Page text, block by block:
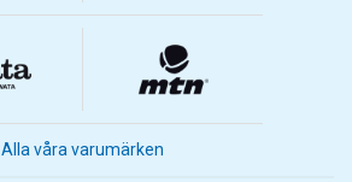
Alla våra varumärken